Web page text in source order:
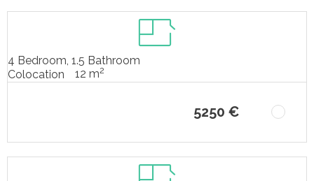
4 Bedroom, 1.5 Bathroom
Colocation
12 m2
5250 €